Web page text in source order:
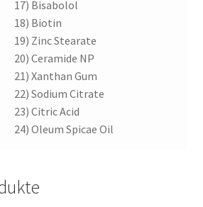
17) Bisabolol
18) Biotin
19) Zinc Stearate
20) Ceramide NP
21) Xanthan Gum
22) Sodium Citrate
23) Citric Acid
24) Oleum Spicae Oil